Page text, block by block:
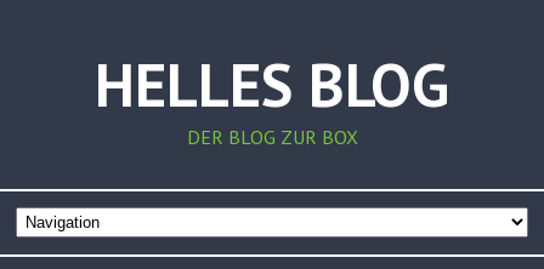
HELLES BLOG
DER BLOG ZUR BOX